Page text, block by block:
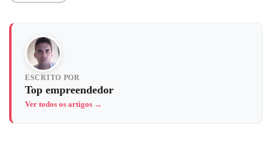
ESCRITO POR
Top empreendedor
Ver todos os artigos →